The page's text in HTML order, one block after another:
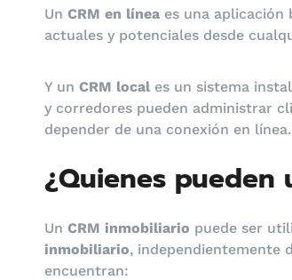
Un CRM en línea es una aplicación
actuales y potenciales desde
Y un CRM local es un sistema
y corredores pueden administrar
depender de una conexión en línea.
¿Quienes pueden
Un CRM inmobiliario puede ser
inmobiliario, independientemente
encuentran: